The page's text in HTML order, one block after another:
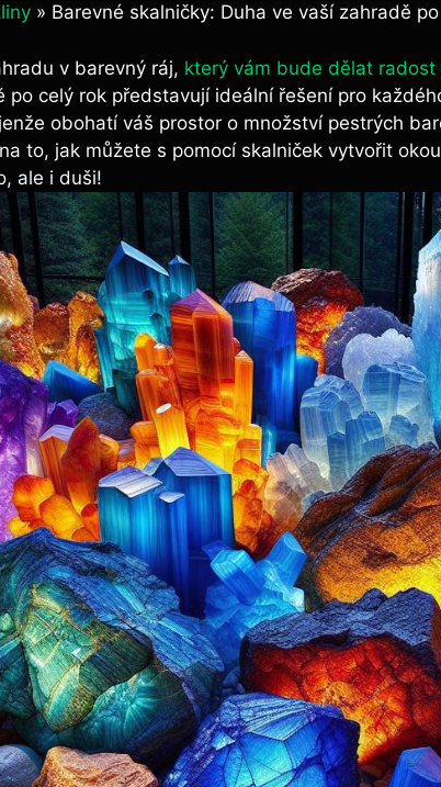
» Barevné skalničky: Duha ve vaší zahradě
v barevný ráj, který vám bude dělat radost
po celý rok představují ideální řešení pro
obohatí váš prostor o množství pestrých
to, jak můžete s pomocí skalniček vytvořit
ale i duši!